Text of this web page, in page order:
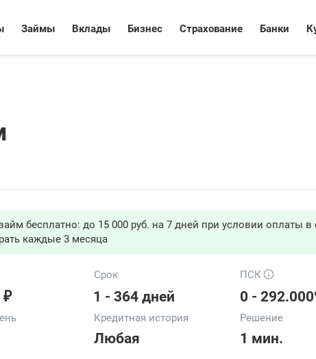
Займы Вклады Бизнес Страхование Банки
бесплатно: до 15 000 руб. на 7 дней при условии оплаты в
каждые 3 месяца
₽
Срок
1 - 364 дней
ПСК
0 -
Кредитная история
Любая
Решение
1 мин.